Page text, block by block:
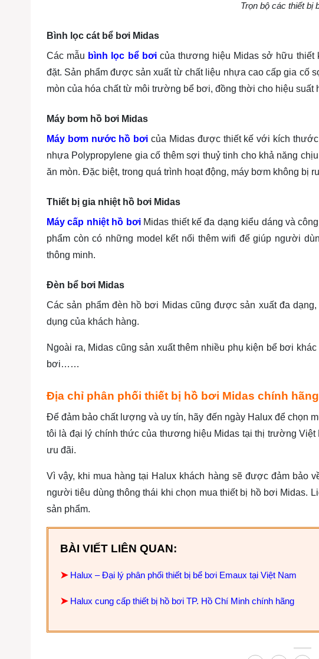
Trọn bộ các thiết bị
Bình lọc cát bể bơi Midas
Các mẫu bình lọc bể bơicủa thương hiệu Midas sở hữu thiết
đặt. Sản phẩm được sản xuất từ chất liệu nhựa cao cấp gia cố
mòn của hóa chất từ môi trường bể bơi, đồng thời cho hiệu suất
Máy bơm hồ bơi Midas
Máy bơm nước hồ bơi của Midas được thiết kế với kích
nhựa Polypropylene gia cố thêm sợi thuỷ tinh cho khả năng
ăn mòn. Đặc biệt, trong quá trình hoạt động, máy bơm không bị
Thiết bị gia nhiệt hồ bơi Midas
Máy cấp nhiệt hồ bơiMidas thiết kế đa dạng kiểu dáng và
phẩm còn có những model kết nối thêm wifi để giúp người
thông minh.
Đèn bể bơi Midas
Các sản phẩm đèn hồ bơi Midas cũng được sản xuất đa
dụng của khách hàng.
Ngoài ra, Midas cũng sản xuất thêm nhiều phụ kiện bể bơi
bơi……
Địa chỉ phân phối thiết bị hồ bơi Midas chính hãng
Để đảm bảo chất lượng và uy tín, hãy đến ngày Halux để chọn
tôi là đại lý chính thức của thương hiệu Midas tại thị trường
ưu đãi.
Vì vậy, khi mua hàng tại Halux khách hàng sẽ được đảm bảo
người tiêu dùng thông thái khi chọn mua thiết bị hồ bơi Midas.
sản phẩm.
BÀI VIẾT LIÊN QUAN:
➤ Halux – Đại lý phân phối thiết bị bể bơi Emaux tại Việt Nam
➤ Halux cung cấp thiết bị hồ bơi TP. Hồ Chí Minh chính hãng